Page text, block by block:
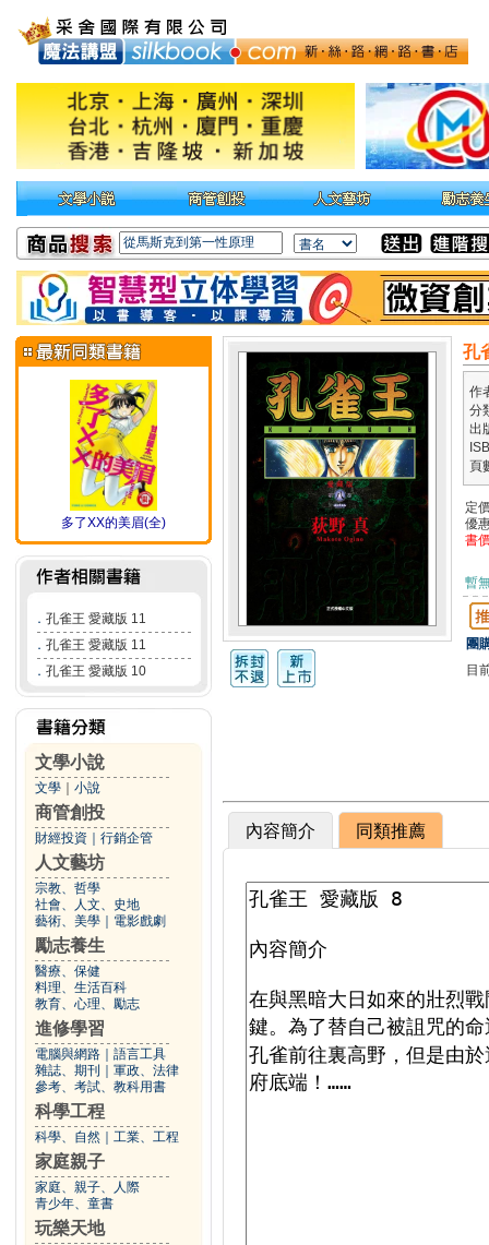
多了XX的美眉(全)
． 孔雀王 愛藏版 11
． 孔雀王 愛藏版 11
． 孔雀王 愛藏版 10
文學小說
文學 小說
商管創投
財經投資 行銷企管
人文藝坊
宗教、哲學
社會、人文、史地
藝術、美學
電影戲劇
勵志養生
醫療、保健
料理、生活百科
教育、心理、勵志
進修學習
電腦與網路
語言工具
雜誌、期刊
軍政、法律
參考、考試、教科用書
科學工程
科學、自然 工業、工程
家庭親子
家庭、親子、人際
青少年、童書
玩樂天地
孔
作
分
出
頁
定
優
書
暫
團
目
內容簡介 同類推薦